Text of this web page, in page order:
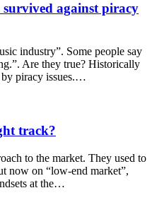
against piracy
industry”. Some people say
Are they true? Historically
by piracy issues.…
track?
to the market. They used to
now on “low-end market”,
at the…